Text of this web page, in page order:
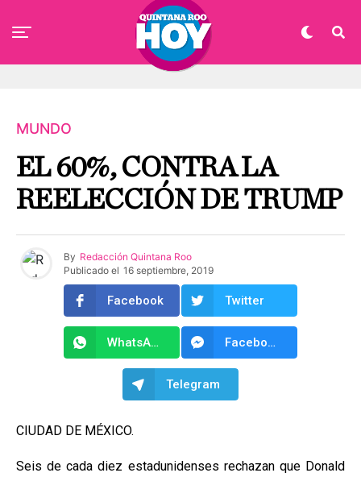
MUNDO
EL 60%, CONTRA LA
REELECCIÓN DE TRUMP
By Redacción Quintana Roo
Publicado el 16 septiembre, 2019
Facebook Twitter
WhatsApp Facebook Messenger
Telegram
CIUDAD DE MÉXICO.
Seis de cada diez estadunidenses rechazan que Donald